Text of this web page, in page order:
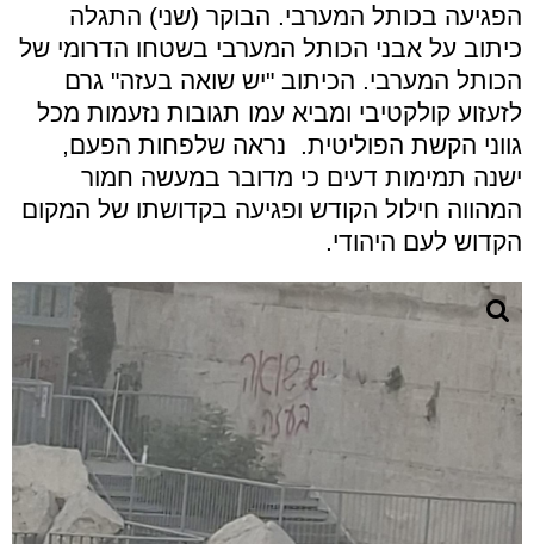
הפגיעה בכותל המערבי. הבוקר (שני) התגלה
כיתוב על אבני הכותל המערבי בשטחו הדרומי של
הכותל המערבי. הכיתוב "יש שואה בעזה" גרם
לזעזוע קולקטיבי ומביא עמו תגובות נזעמות מכל
גווני הקשת הפוליטית. נראה שלפחות הפעם,
ישנה תמימות דעים כי מדובר במעשה חמור
המהווה חילול הקודש ופגיעה בקדושתו של המקום
הקדוש לעם היהודי.